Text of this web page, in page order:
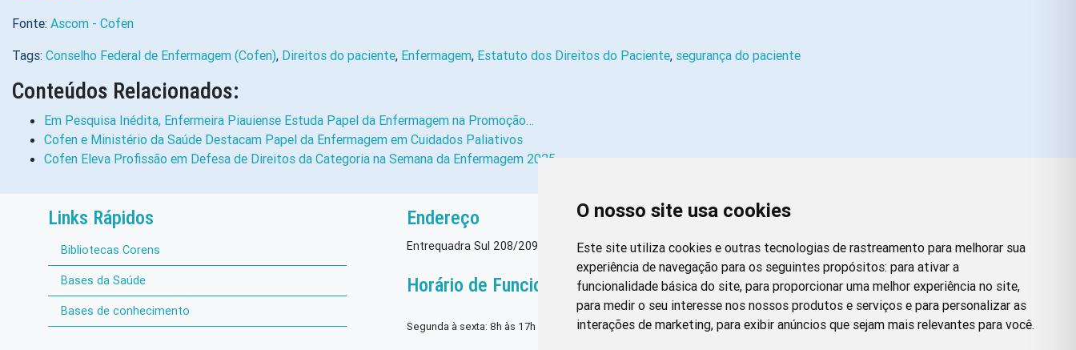
O nosso site usa cookies
Este site utiliza cookies e outras tecnologias de rastreamento para melhorar sua
experiência de navegação para os seguintes propósitos: para ativar a
funcionalidade básica do site, para proporcionar uma melhor experiência no site,
para medir o seu interesse nos nossos produtos e serviços e para personalizar as
interações de marketing, para exibir anúncios que sejam mais relevantes para você.
Fonte: Ascom - Cofen
Tags: Conselho Federal de Enfermagem (Cofen), Direitos do paciente, Enfermagem, Estatuto dos Direitos do Paciente, segurança do paciente
Conteúdos Relacionados:
Em Pesquisa Inédita, Enfermeira Piauiense Estuda Papel da Enfermagem na Promoção…
Cofen e Ministério da Saúde Destacam Papel da Enfermagem em Cuidados Paliativos
Cofen Eleva Profissão em Defesa de Direitos da Categoria na Semana da Enfermagem 2025
Links Rápidos
Bibliotecas Corens
Bases da Saúde
Bases de conhecimento
Endereço
Entrequadra Sul 208/209, Asa Sul, CEP: 70390-100
Horário de Funcionamento
Segunda à sexta: 8h às 17h
Redes Sociais
Facebook Instagram Twitter Pinterest